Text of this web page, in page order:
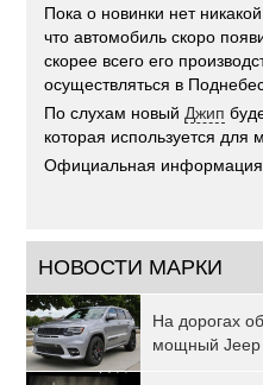
Пока о новинки нет
что автомобиль скоро
скорее всего его
осуществляться в
По слухам новый Джип
которая используется для
Официальная информация,
НОВОСТИ МАРКИ
На дорогах
мощный Jeep